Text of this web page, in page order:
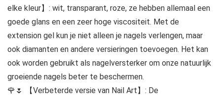
elke kleur】: wit, transparant, roze, ze hebben allemaal een
goede glans en een zeer hoge viscositeit. Met de
extension gel kun je niet alleen je nagels verlengen, maar
ook diamanten en andere versieringen toevoegen. Het kan
ook worden gebruikt als nagelversterker om onze natuurlijk
groeiende nagels beter te beschermen.
🌹🌷 【Verbeterde versie van Nail Art】: De